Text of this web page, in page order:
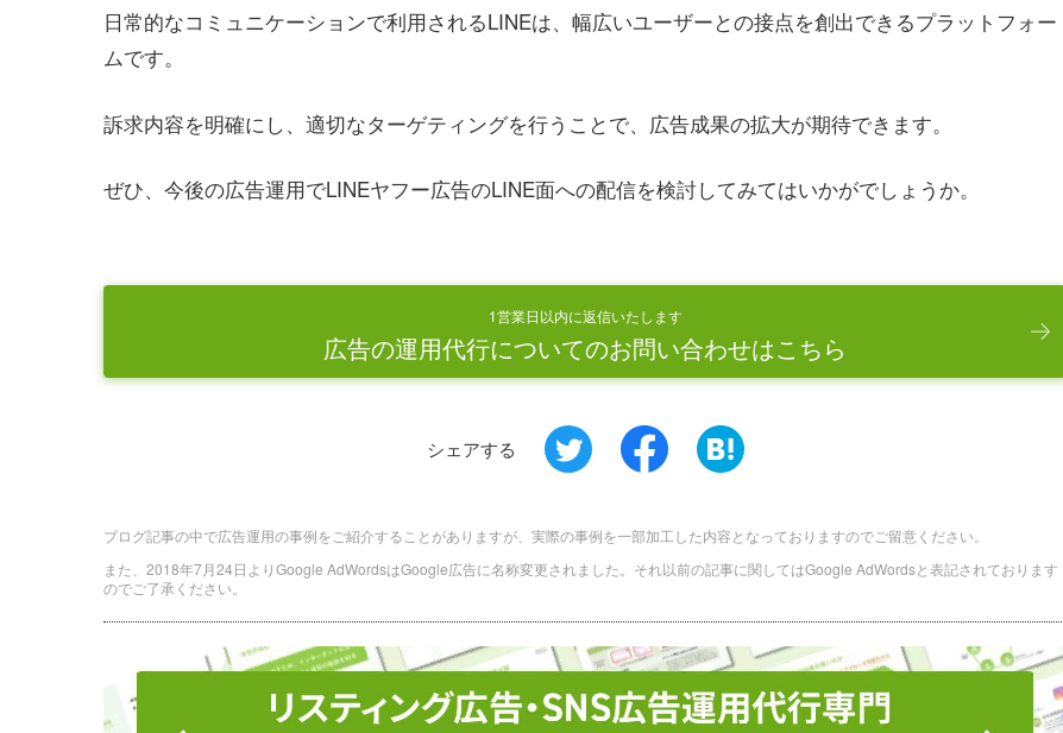
日常的なコミュニケーションで利用されるLINEは、幅広いユーザーとの接点を創出できるプラットフォー
ムです。
訴求内容を明確にし、適切なターゲティングを行うことで、広告成果の拡大が期待できます。
ぜひ、今後の広告運用でLINEヤフー広告のLINE面への配信を検討してみてはいかがでしょうか。
1営業日以内に返信いたします
広告の運用代行についてのお問い合わせはこちら
シェアする
ブログ記事の中で広告運用の事例をご紹介することがありますが、実際の事例を一部加工した内容となっておりますのでご留意ください。
また、2018年7月24日よりGoogle AdWordsはGoogle広告に名称変更されました。それ以前の記事に関してはGoogle AdWordsと表記されております
のでご了承ください。